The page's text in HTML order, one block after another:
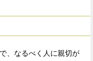
、なるべく人に親切が